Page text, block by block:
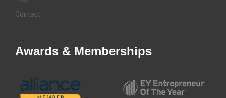
Contact
Awards & Memberships